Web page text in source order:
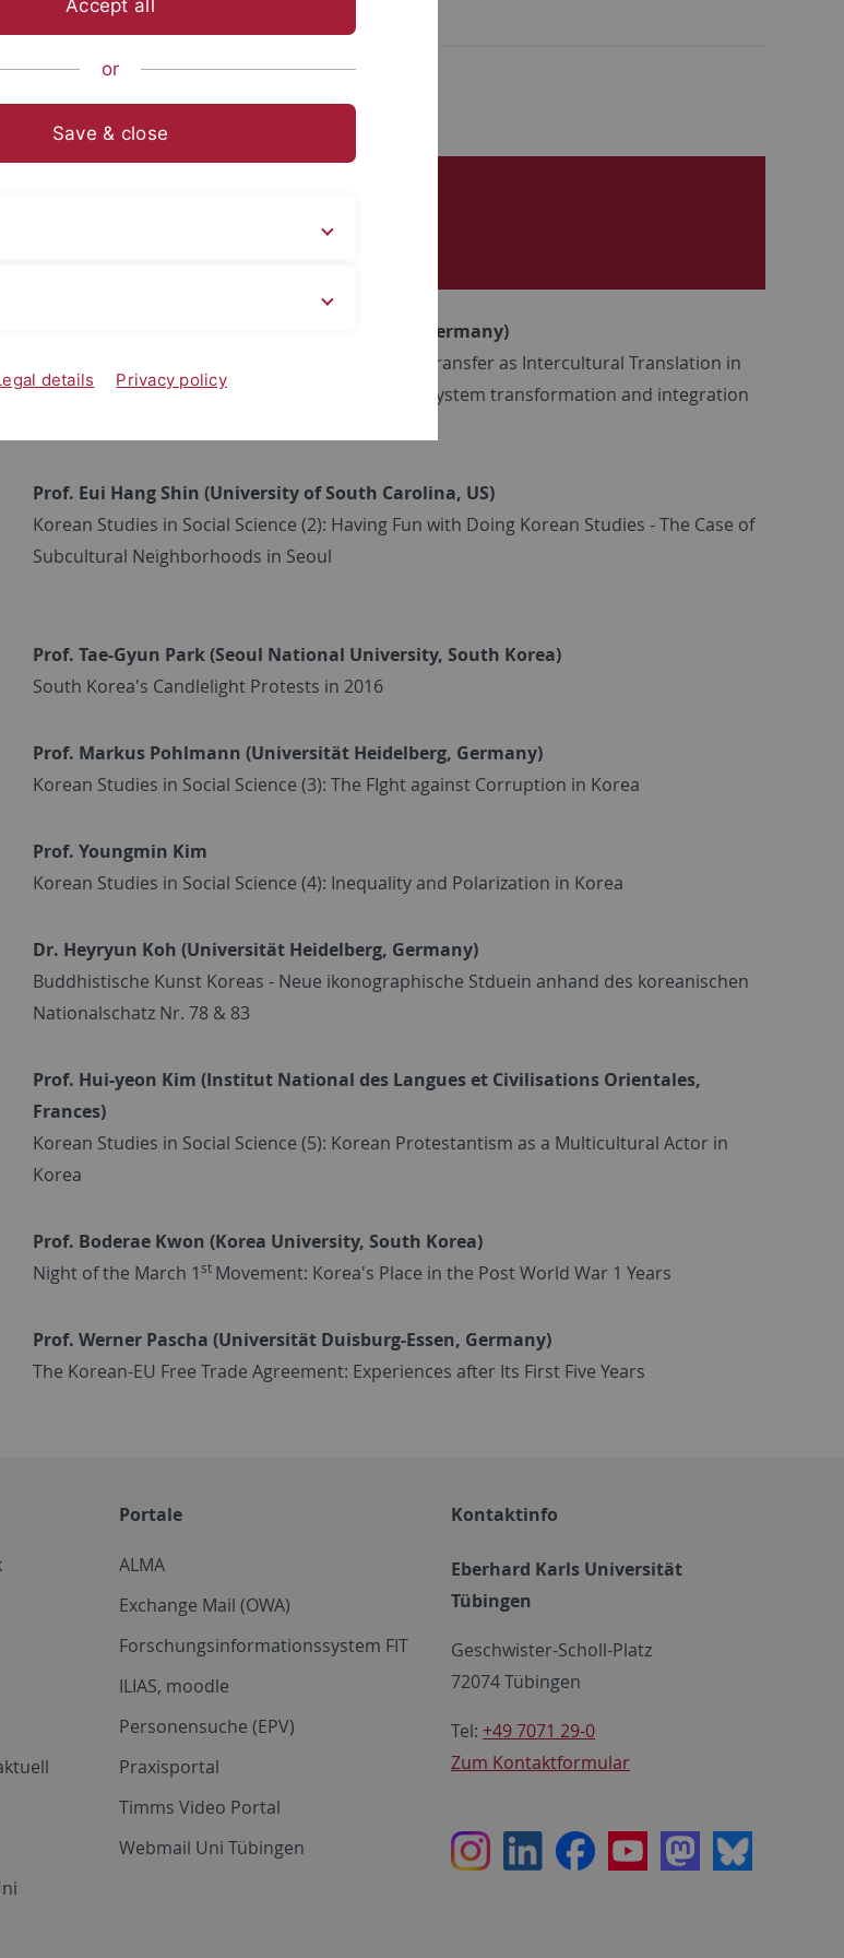
Koreanistik
Prof. Eun-Jeung Lee (Freie Universität Berlin, Germany)
Korean Studies in Social Science (1): Knowledge Transfer as Intercultural Translation in
German-Korean Context - in case of unification, system transformation and integration
Prof. Eui Hang Shin (University of South Carolina, US)
Korean Studies in Social Science (2): Having Fun with Doing Korean Studies - The Case of
Subcultural Neighborhoods in Seoul
Prof. Tae-Gyun Park (Seoul National University, South Korea)
South Korea's Candlelight Protests in 2016
Prof. Markus Pohlmann (Universität Heidelberg, Germany)
Korean Studies in Social Science (3): The FIght against Corruption in Korea
Prof. Youngmin Kim
Korean Studies in Social Science (4): Inequality and Polarization in Korea
Dr. Heyryun Koh (Universität Heidelberg, Germany)
Buddhistische Kunst Koreas - Neue ikonographische Stduein anhand des koreanischen
Nationalschatz Nr. 78 & 83
Prof. Hui-yeon Kim (Institut National des Langues et Civilisations Orientales,
Frances)
Korean Studies in Social Science (5): Korean Protestantism as a Multicultural Actor in
Korea
Prof. Boderae Kwon (Korea University, South Korea)
Night of the March 1st Movement: Korea's Place in the Post World War 1 Years
Prof. Werner Pascha (Universität Duisburg-Essen, Germany)
The Korean-EU Free Trade Agreement: Experiences after Its First Five Years
Portale
ALMA
Exchange Mail (OWA)
Forschungsinformationssystem FIT
ILIAS, moodle
Personensuche (EPV)
Praxisportal
Timms Video Portal
Webmail Uni Tübingen
Kontaktinfo
Eberhard Karls Universität
Tübingen
Geschwister-Scholl-Platz
72074 Tübingen
Tel: +49 7071 29-0
Zum Kontaktformular
InstagramLinkedInFacebookYoutubeMastodon
Bluesky
Accept all
or
Save & close
details Privacy policy